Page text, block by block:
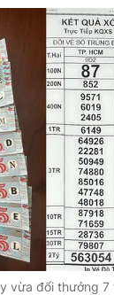
RSS Tòa
Toàn
trực: Hải Thành
Hiếu Dũng
Hưng
Trung
GP - BTTTT
thuộc về Báo
nếu không có sự
JSC.
vừa đổi thưởng